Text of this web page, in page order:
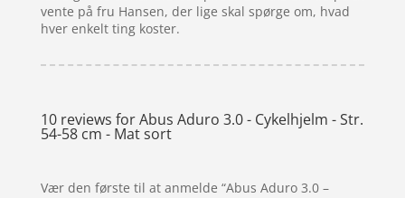
vente på fru Hansen, der lige skal spørge om, hvad
hver enkelt ting koster.
10 reviews forAbus Aduro 3.0 - Cykelhjelm - Str.
54-58 cm - Mat sort
Vær den første til at anmelde “Abus Aduro 3.0 –